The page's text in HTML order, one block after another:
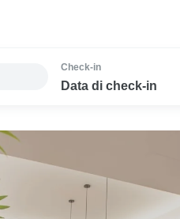
Check-in
Data di check-in